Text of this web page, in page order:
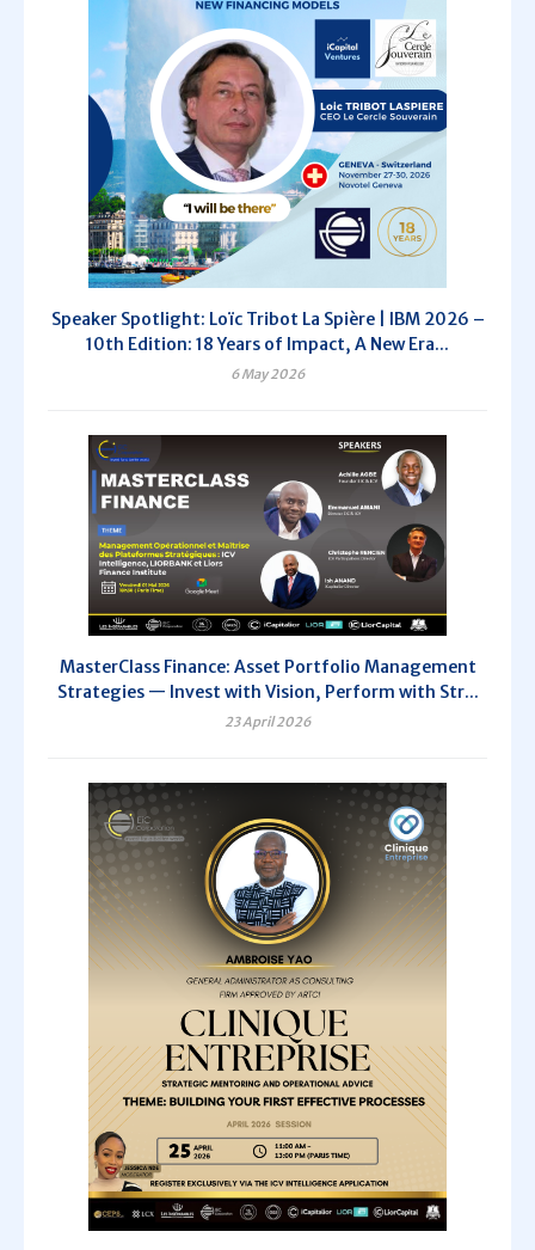
Speaker Spotlight: Loïc Tribot La Spière | IBM 2026 –
10th Edition: 18 Years of Impact, A New Era...
6 May 2026
MasterClass Finance: Asset Portfolio Management
Strategies — Invest with Vision, Perform with Str...
23 April 2026